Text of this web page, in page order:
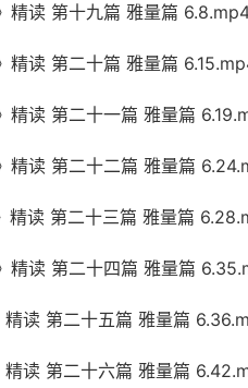
精读 第十九篇 雅量篇
精读 第二十篇 雅量篇
精读 第二十一篇 雅量篇
精读 第二十二篇 雅量篇
精读 第二十三篇 雅量篇
精读 第二十四篇 雅量篇
精读 第二十五篇 雅量篇
精读 第二十六篇 雅量篇